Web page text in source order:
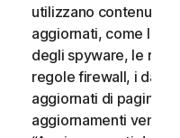
utilizzano contenuti
aggiornati, come le
degli spyware, le
regole firewall, i dati
aggiornati di pagine
aggiornamenti